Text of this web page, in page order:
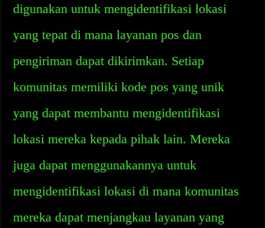
digunakan untuk mengidentifikasi lokasi
yang tepat di mana layanan pos dan
pengiriman dapat dikirimkan. Setiap
komunitas memiliki kode pos yang unik
yang dapat membantu mengidentifikasi
lokasi mereka kepada pihak lain. Mereka
juga dapat menggunakannya untuk
mengidentifikasi lokasi di mana komunitas
mereka dapat menjangkau layanan yang